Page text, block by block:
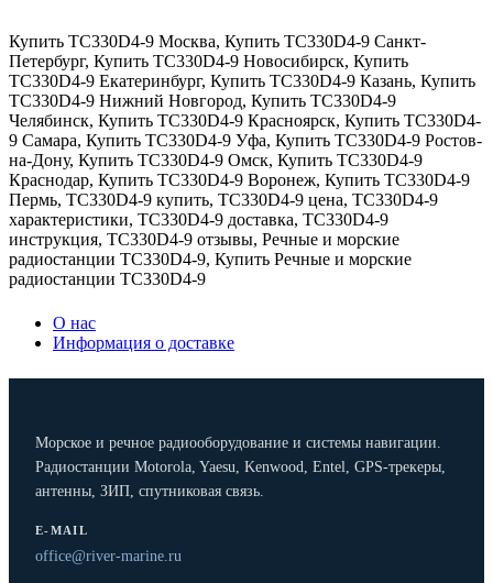
Купить TC330D4-9 Москва, Купить TC330D4-9 Санкт-
Петербург, Купить TC330D4-9 Новосибирск, Купить
TC330D4-9 Екатеринбург, Купить TC330D4-9 Казань, Купить
TC330D4-9 Нижний Новгород, Купить TC330D4-9
Челябинск, Купить TC330D4-9 Красноярск, Купить TC330D4-
9 Самара, Купить TC330D4-9 Уфа, Купить TC330D4-9 Ростов-
на-Дону, Купить TC330D4-9 Омск, Купить TC330D4-9
Краснодар, Купить TC330D4-9 Воронеж, Купить TC330D4-9
Пермь, TC330D4-9 купить, TC330D4-9 цена, TC330D4-9
характеристики, TC330D4-9 доставка, TC330D4-9
инструкция, TC330D4-9 отзывы, Речные и морские
радиостанции TC330D4-9, Купить Речные и морские
радиостанции TC330D4-9
О нас
Информация о доставке
Морское и речное радиооборудование и системы навигации.
Радиостанции Motorola, Yaesu, Kenwood, Entel, GPS-трекеры,
антенны, ЗИП, спутниковая связь.
E-MAIL
office@river-marine.ru